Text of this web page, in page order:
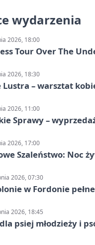
wydarzenia
2026, 18:00
Tour Over The
2026, 18:30
Lustra – warsztat
2026, 11:00
Sprawy –
2026, 17:00
Szaleństwo: Noc
2026, 07:30
w Fordonie
2026, 18:45
psiej młodzieży i